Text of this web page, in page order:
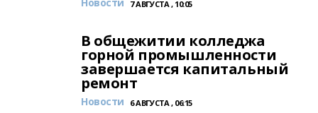
7 АВГУСТА , 10:05
В общежитии колледжа
горной промышленности
завершается капитальный
ремонт
Новости 6 АВГУСТА , 06:15